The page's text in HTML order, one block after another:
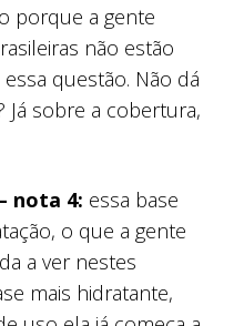
porque a gente
não estão
questão. Não dá
Já sobre a cobertura,
nota 4: essa base
o que a gente
a ver nestes
mais hidratante,